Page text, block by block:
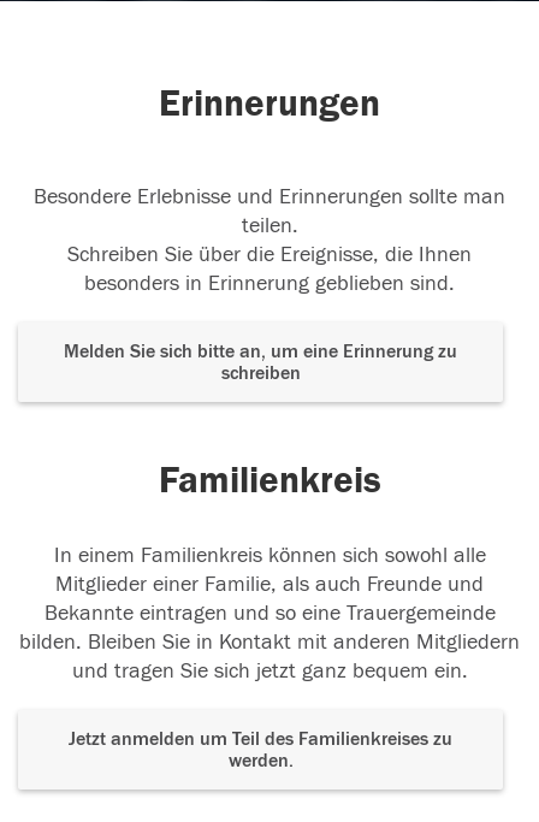
Erinnerungen
Besondere Erlebnisse und Erinnerungen sollte man
teilen.
Schreiben Sie über die Ereignisse, die Ihnen
besonders in Erinnerung geblieben sind.
Melden Sie sich bitte an, um eine Erinnerung zu
schreiben
Familienkreis
In einem Familienkreis können sich sowohl alle
Mitglieder einer Familie, als auch Freunde und
Bekannte eintragen und so eine Trauergemeinde
bilden. Bleiben Sie in Kontakt mit anderen Mitgliedern
und tragen Sie sich jetzt ganz bequem ein.
Jetzt anmelden um Teil des Familienkreises zu
werden.